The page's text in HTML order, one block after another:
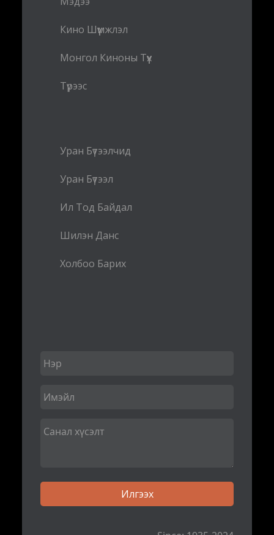
Кино Шүүмжлэл
Монгол Киноны Түүх
Түрээс
Уран Бүтээлчид
Уран Бүтээл
Ил Тод Байдал
Шилэн Данс
Холбоо Барих